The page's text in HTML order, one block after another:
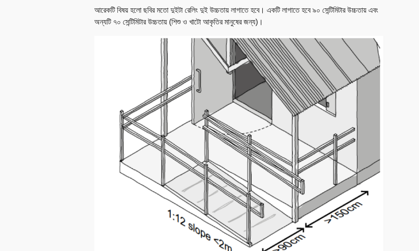
আরেকটি বিষয় হলো ছবির মতো দুইটা রেলিং দুই উচ্চতায় লাগাতে হবে। একটি লাগাতে হবে ৯০ সেন্টিমিটার উচ্চতায় এবং
অন্যটি ৭০ সেন্টিমিটার উচ্চতায় (শিশু ও খাটো আকৃতির মানুষের জন্য)।